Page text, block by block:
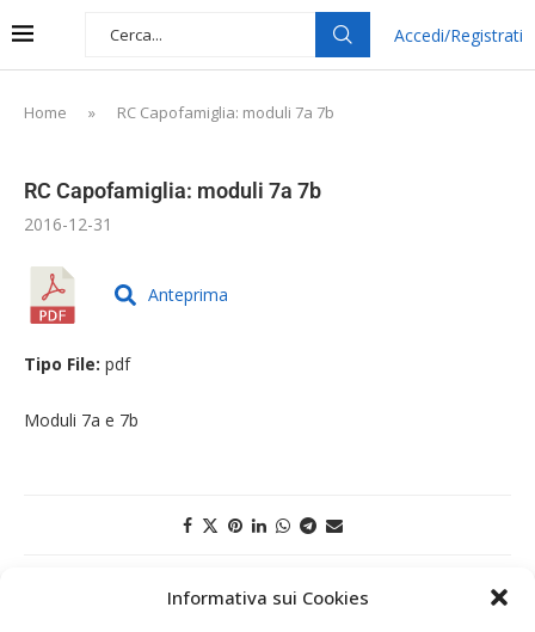
Informativa sui Cookies
Accedi/Registrati
Home » RC Capofamiglia: moduli 7a 7b
RC Capofamiglia: moduli 7a 7b
2016-12-31
Moduli 7a e 7b
Anteprima
Tipo File: pdf